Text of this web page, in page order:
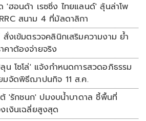
'ฮอนด้า เรซซิ่ง ไทยแลนด์' ลุ้นล่าโพ
สนาม 4 ที่มัลดาลิกา
สั่งเข้มตรวจคลินิกเสริมความงาม ย้ำ
คาต้องจ่ายจริง
น โซโล่' แจ้งกำหนดการสวดอภิธรรม
มจัดพิธีฌาปนกิจ 11 ส.ค.
'รักชนก' ปมงบน้ำบาดาล ชี้พื้นที่
เงินเฉลี่ยสูงสุด